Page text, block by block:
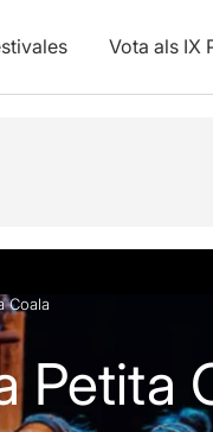
Vota als IX
Coala
Petita